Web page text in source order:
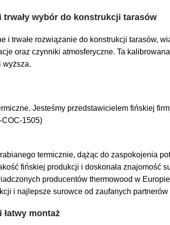
wybór do konstrukcji tarasów
i trwałe rozwiązanie do konstrukcji tarasów,
oraz czynniki atmosferyczne. Ta
wyższa.
Jesteśmy przedstawicielem fińskiej
1505)
termicznie, dążąc do zaspokojenia
fińskiej produkcji i doskonała znajomość
producentów thermowood w
i najlepsze surowce od zaufanych
montaż